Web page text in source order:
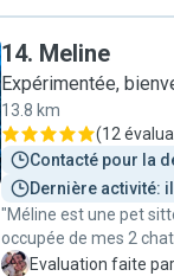
14. Meline
Expérimentée,
13.8 km
(12
Contacté pour la
Dernière activité:
"Méline est une pet
occupée de mes 2
absence. Très douce
C Evaluation faite